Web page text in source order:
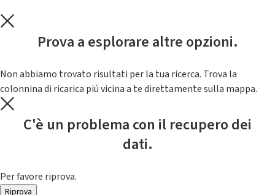
Prova a esplorare altre opzioni.
Non abbiamo trovato risultati per la tua ricerca. Trova la
colonnina di ricarica piú vicina a te direttamente sulla mappa.
C'è un problema con il recupero dei
dati.
Per favore riprova.
Riprova